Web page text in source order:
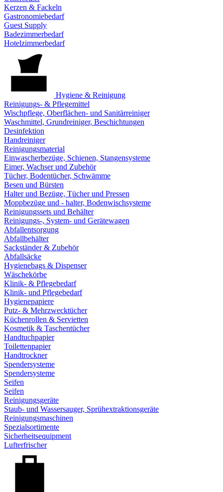
Kerzen & Fackeln
Gastronomiebedarf
Guest Supply
Badezimmerbedarf
Hotelzimmerbedarf
Hygiene & Reinigung
Reinigungs- & Pflegemittel
Wischpflege, Oberflächen- und Sanitärreiniger
Waschmittel, Grundreiniger, Beschichtungen
Desinfektion
Handreiniger
Reinigungsmaterial
Einwascherbezüge, Schienen, Stangensysteme
Eimer, Wachser und Zubehör
Tücher, Bodentücher, Schwämme
Besen und Bürsten
Halter und Bezüge, Tücher und Pressen
Moppbezüge und - halter, Bodenwischsysteme
Reinigungssets und Behälter
Reinigungs-, System- und Gerätewagen
Abfallentsorgung
Abfallbehälter
Sackständer & Zubehör
Abfallsäcke
Hygienebags & Dispenser
Wäschekörbe
Klinik- & Pflegebedarf
Klinik- und Pflegebedarf
Hygienepapiere
Putz- & Mehrzwecktücher
Küchenrollen & Servietten
Kosmetik & Taschentücher
Handtuchpapier
Toilettenpapier
Handtrockner
Spendersysteme
Spendersysteme
Seifen
Seifen
Reinigungsgeräte
Staub- und Wassersauger, Sprühextraktionsgeräte
Reinigungsmaschinen
Spezialsortimente
Sicherheitsequipment
Lufterfrischer